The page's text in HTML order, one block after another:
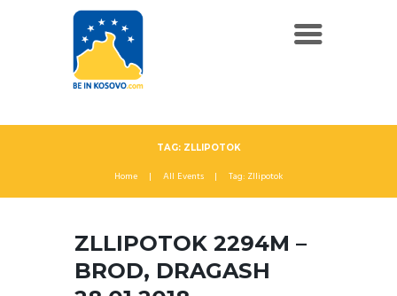
TAG: ZLLIPOTOK
Home All Events Tag: Zllipotok
ZLLIPOTOK 2294M –
BROD, DRAGASH